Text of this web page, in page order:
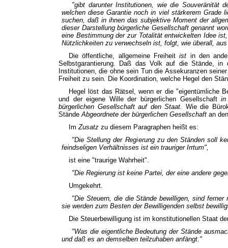
"gibt darunter Institutionen, wie die Souveränität
welchen diese Garantie noch in viel stärkerem Grade
suchen, daß in ihnen das subjektive Moment der
dieser Darstellung bürgerliche Gesellschaft genannt
eine Bestimmung der zur Totalität entwickelten Idee
Nützlichkeiten zu verwechseln ist, folgt, wie überall,
Die öffentliche, allgemeine Freiheitist in den
Selbstgarantierung. Daß das Volk auf die Stände,
Institutionen, die ohne sein Tun die Assekuranzen
Freiheit zu sein. Die Koordination, welche Hegel den
Hegel löst das Rätsel, wenn er die "eigentümliche
und der eigene Wille der bürgerlichen Gesellschaftin
bürgerlichen Gesellschaft auf den Staat. Wie die
Stände Abgeordnete der bürgerlichen Gesellschaft an
Im Zusatz zu diesem Paragraphen heißt es:
"Die Stellung der Regierung zu den Ständen soll
feindseligen Verhältnisses ist ein trauriger Irrtum",
ist eine "traurige Wahrheit".
"Die Regierung ist keine Partei, der eine andere
Umgekehrt.
"Die Steuern, die die Stände bewilligen, sind
sie werden zum Besten der Bewilligenden selbst
Die Steuerbewilligung ist im konstitutionellen Staat
"Was die eigentliche Bedeutung der Stände
und daß es an demselben teilzuhaben anfängt."